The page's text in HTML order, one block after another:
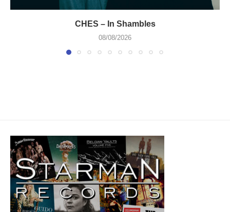
CHES – In Shambles
08/08/2026